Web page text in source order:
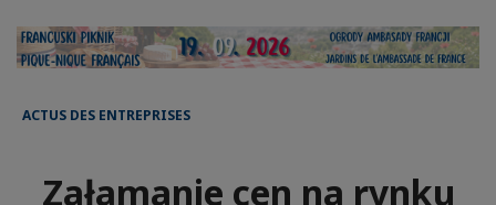
ACTUS DES ENTREPRISES
Załamanie cen na rynku